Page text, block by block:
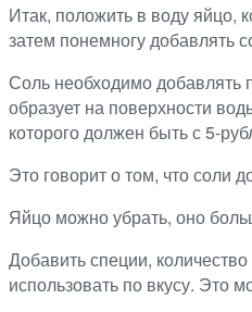
Итак, положить в воду яйцо,
затем понемногу добавлять
Соль необходимо добавлять
образует на поверхности
которого должен быть с 5-
Это говорит о том, что соли
Яйцо можно убрать, оно
Добавить специи,
использовать по вкусу. Это